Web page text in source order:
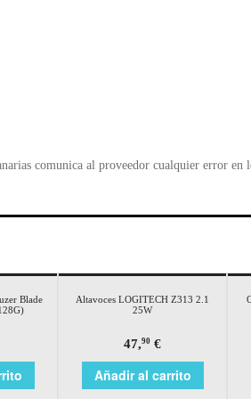
comunica al proveedor cualquier error en
Blade
Altavoces LOGITECH Z313 2.1
25W
47,90 €
Añadir al carrito